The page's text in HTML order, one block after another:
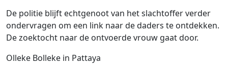
De politie blijft echtgenoot van het slachtoffer verder
ondervragen om een link naar de daders te ontdekken.
De zoektocht naar de ontvoerde vrouw gaat door.
Olleke Bolleke in Pattaya